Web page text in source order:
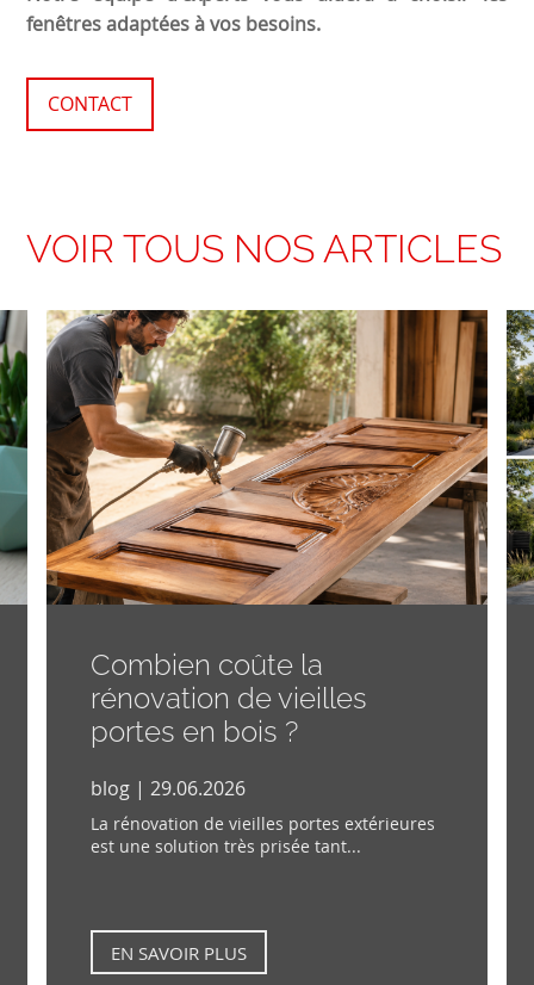
fenêtres adaptées à vos besoins.
CONTACT
VOIR TOUS NOS ARTICLES
Combien coûte la
rénovation de vieilles
portes en bois ?
blog | 29.06.2026
La rénovation de vieilles portes extérieures
est une solution très prisée tant...
EN SAVOIR PLUS